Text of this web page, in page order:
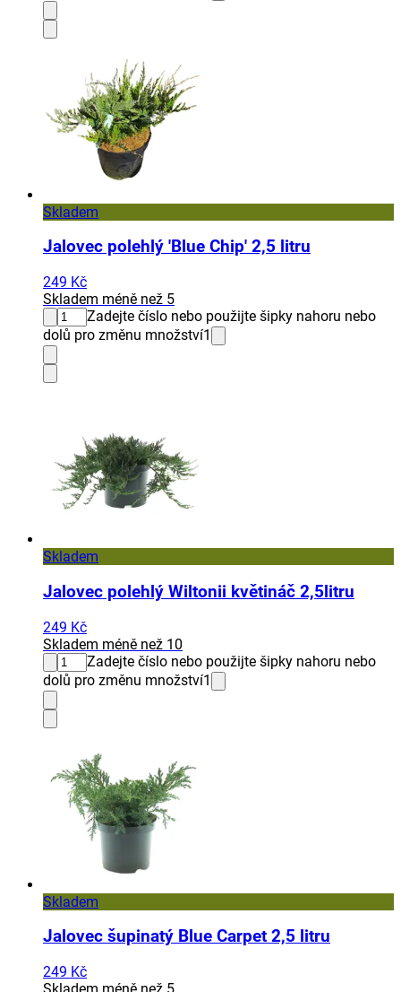
Skladem
Jalovec polehlý 'Blue Chip' 2,5 litru
249 Kč
Skladem méně než 5
Zadejte číslo nebo použijte šipky nahoru nebo
dolů pro změnu množství1
Skladem
Jalovec polehlý Wiltonii květináč 2,5litru
249 Kč
Skladem méně než 10
Zadejte číslo nebo použijte šipky nahoru nebo
dolů pro změnu množství1
Skladem
Jalovec šupinatý Blue Carpet 2,5 litru
249 Kč